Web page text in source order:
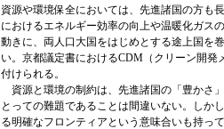
資源や環境保全においては、先進諸国の方も
におけるエネルギー効率の向上や温暖化ガス
動きに、両人口大国をはじめとする途上国を
い。京都議定書におけるCDM（クリーン開
付けられる。
資源と環境の制約は、先進諸国の「豊かさ
とっての難題であることは間違いない。しか
る明確なフロンティアという意味合いも持っ